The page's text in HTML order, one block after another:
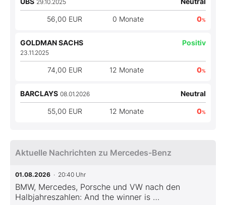
29.10.2025
56,00 EUR 0 Monate 0%
GOLDMAN SACHS
23.11.2025
Positiv
74,00 EUR 12 Monate 0%
BARCLAYS 08.01.2026 Neutral
55,00 EUR 12 Monate 0%
Aktuelle Nachrichten zu Mercedes-Benz
01.08.2026 · 20:40 Uhr
BMW, Mercedes, Porsche und VW nach den
Halbjahreszahlen: And the winner is …